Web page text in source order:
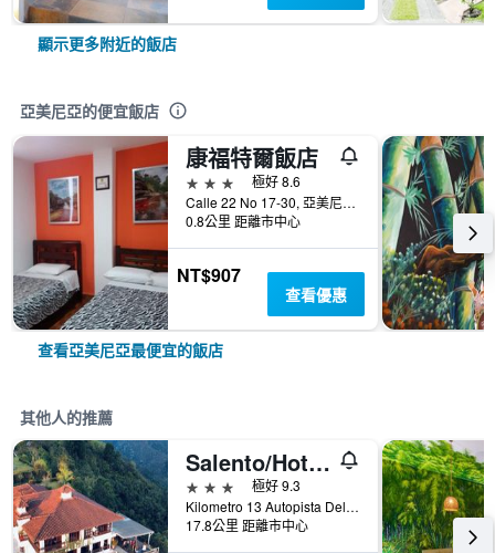
顯示更多附近的飯店
亞美尼亞的便宜飯店
康福特爾飯店
3星級
極好 8.6
Calle 22 No 17-30, 亞美尼亞, 哥倫比亞
0.8公里 距離市中心
NT$907
查看優惠
查看亞美尼亞最便宜的飯店
其他人的推薦
Salento/Hotel Reserva Monarca
3星級
極好 9.3
Kilometro 13 Autopista Del Cafe, 亞美尼亞, 哥倫比亞
17.8公里 距離市中心